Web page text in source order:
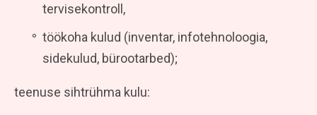
tervisekontroll,
töökoha kulud (inventar, infotehnoloogia,
sidekulud, bürootarbed);
teenuse sihtrühma kulu: